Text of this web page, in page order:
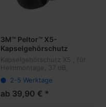
3M™ Peltor™ X5-
Kapselgehörschutz
Helmmontage
Kapselgehörschutz X5 , für
Helmmontage, 37 dB,
2-5 Werktage
ab 39,90 € *